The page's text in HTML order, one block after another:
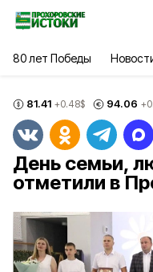
80 лет Победы
81.41 +0.48$ 94.06
День семьи,
отметили в